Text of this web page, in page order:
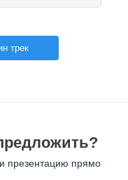
трек
презентацию прямо